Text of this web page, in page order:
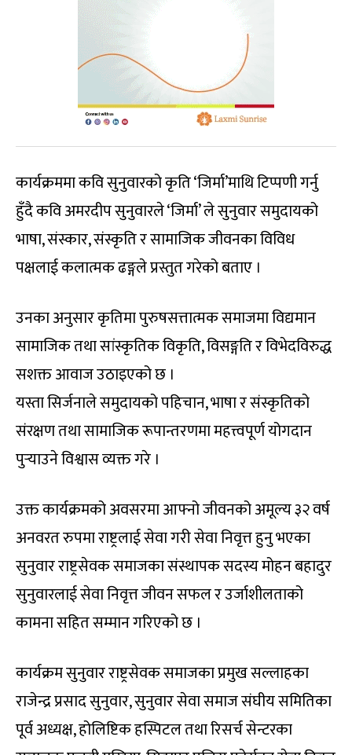
कार्यक्रममा कवि सुनुवारको कृति ‘जिर्मा’माथि टिप्पणी गर्नु
हुँदै कवि अमरदीप सुनुवारले ‘जिर्मा’ ले सुनुवार समुदायको
भाषा, संस्कार, संस्कृति र सामाजिक जीवनका विविध
पक्षलाई कलात्मक ढङ्गले प्रस्तुत गरेको बताए ।
उनका अनुसार कृतिमा पुरुषसत्तात्मक समाजमा विद्यमान
सामाजिक तथा सांस्कृतिक विकृति, विसङ्गति र विभेदविरुद्ध
सशक्त आवाज उठाइएको छ ।
यस्ता सिर्जनाले समुदायको पहिचान, भाषा र संस्कृतिको
संरक्षण तथा सामाजिक रूपान्तरणमा महत्त्वपूर्ण योगदान
पुर्‍याउने विश्वास व्यक्त गरे ।
उक्त कार्यक्रमको अवसरमा आफ्नो जीवनको अमूल्य ३२ वर्ष
अनवरत रुपमा राष्ट्रलाई सेवा गरी सेवा निवृत्त हुनु भएका
सुनुवार राष्ट्रसेवक समाजका संस्थापक सदस्य मोहन बहादुर
सुनुवारलाई सेवा निवृत्त जीवन सफल र उर्जाशीलताको
कामना सहित सम्मान गरिएको छ ।
कार्यक्रम सुनुवार राष्ट्रसेवक समाजका प्रमुख सल्लाहका
राजेन्द्र प्रसाद सुनुवार, सुनुवार सेवा समाज संघीय समितिका
पूर्व अध्यक्ष, होलिष्टिक हस्पिटल तथा रिसर्च सेन्टरका